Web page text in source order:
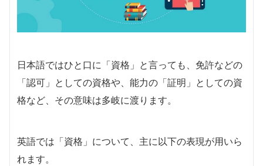
日本語ではひと口に「資格」と言っても、免許などの
「認可」としての資格や、能力の「証明」としての資
格など、その意味は多岐に渡ります。
英語では「資格」について、主に以下の表現が用いら
れます。